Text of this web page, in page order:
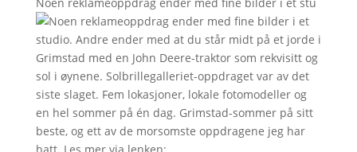
Noen reklameoppdrag ender med fine bilder i et stu